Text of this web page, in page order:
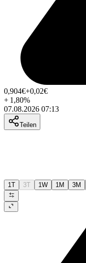
0,904€+0,02€
+ 1,80%
07.08.2026 07:13
Teilen
1T 3T 1W 1M 3M